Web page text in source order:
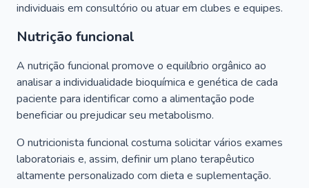
individuais em consultório ou atuar em clubes e equipes.
Nutrição funcional
A nutrição funcional promove o equilíbrio orgânico ao
analisar a individualidade bioquímica e genética de cada
paciente para identificar como a alimentação pode
beneficiar ou prejudicar seu metabolismo.
O nutricionista funcional costuma solicitar vários exames
laboratoriais e, assim, definir um plano terapêutico
altamente personalizado com dieta e suplementação.